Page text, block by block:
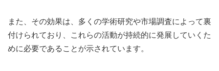
また、その効果は、多くの学術研究や市場調査によって裏
付けられており、これらの活動が持続的に発展していくた
めに必要であることが示されています。